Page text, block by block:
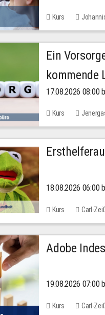
Kurs
Ein
kommende
17.08.2026 08:00
Kurs
18.08.2026 06:00
Kurs Carl-
Adobe
19.08.2026 07:00
Kurs Carl-